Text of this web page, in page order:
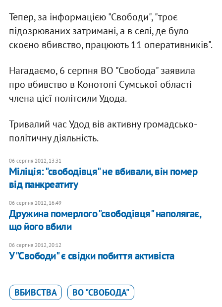
Тепер, за інформацією "Свободи", "троє
підозрюваних затримані, а в селі, де було
скоєно вбивство, працюють 11 оперативників".
Нагадаємо, 6 серпня ВО "Свобода" заявила
про вбивство в Конотопі Сумської області
члена цієї політсили Удода.
Тривалий час Удод вів активну громадсько-
політичну діяльність.
06 серпня 2012, 13:31
Міліція: "свободівця" не вбивали, він помер
від панкреатиту
06 серпня 2012, 16:49
Дружина померлого "свободівця" наполягає,
що його вбили
06 серпня 2012, 20:12
У "Свободи" є свідки побиття активіста
ВБИВСТВА ВО "СВОБОДА"